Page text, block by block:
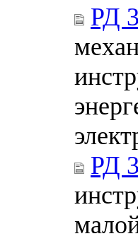
РД
РД